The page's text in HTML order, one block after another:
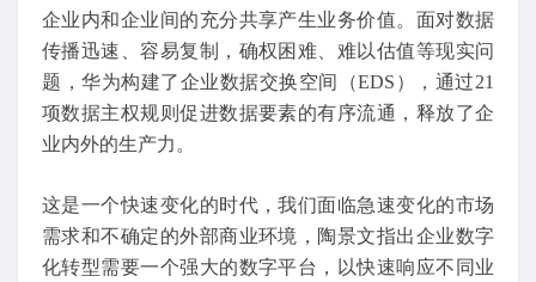
企业内和企业间的充分共享产生业务价值。面对数据
传播迅速、容易复制，确权困难、难以估值等现实问
题，华为构建了企业数据交换空间（EDS），通过21
项数据主权规则促进数据要素的有序流通，释放了企
业内外的生产力。
这是一个快速变化的时代，我们面临急速变化的市场
需求和不确定的外部商业环境，陶景文指出企业数字
化转型需要一个强大的数字平台，以快速响应不同业